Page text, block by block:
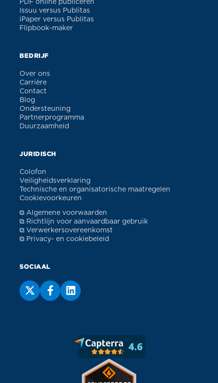
PDF online publiceren
Issuu versus Publitas
iPaper versus Publitas
Flipbook-maker
BEDRIJF
Over ons
Carrière
Contact
Blog
Ondersteuning
Partnerprogramma
Duurzaamheid
JURIDISCH
Colofon
Veiligheidsverklaring
Technische en organisatorische maatregelen
Cookievoorkeuren
⧉ Algemene voorwaarden
⧉ Richtlijn voor aanvaardbaar gebruik
⧉ Verwerkersovereenkomst
⧉ Privacy- en cookiebeleid
SOCIAAL